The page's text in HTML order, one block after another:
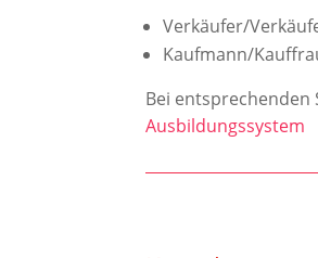
Verkäufer/
Kaufmann/
Bei entsprechenden
Ausbildungssystem